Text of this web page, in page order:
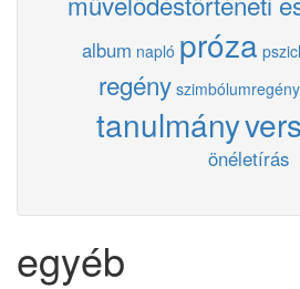
album napló próza
regény szimbólumregény
tanulmányvers
önéletírás
egyéb